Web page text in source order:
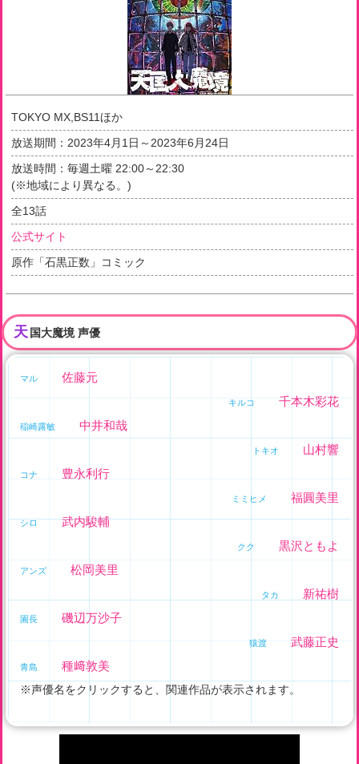
TOKYO MX,BS11ほか
放送期間： 2023年4月1日～2023年6月24日
放送時間：毎週土曜 22:00～22:30
(※地域により異なる。)
全13話
公式サイト
原作「石黒正数」コミック
天 国大魔境 声優
マル 佐藤元
キルコ 千本木彩花
稲崎露敏 中井和哉
トキオ 山村響
コナ 豊永利行
ミミヒメ 福圓美里
シロ 武内駿輔
クク 黒沢ともよ
アンズ 松岡美里
タカ 新祐樹
園長 磯辺万沙子
猿渡 武藤正史
青島 種﨑敦美
※声優名をクリックすると、関連作品が表示されます。